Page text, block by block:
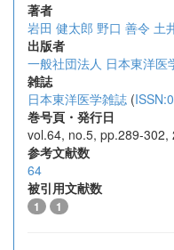
著者
岩田 健太郎 野口 善令 土
出版者
一般社団法人 日本東洋医
雑誌
日本東洋医学雑誌 (
巻号頁・発行日
vol.64, no.5, pp.289-
参考文献数
64
被引用文献数
1 1